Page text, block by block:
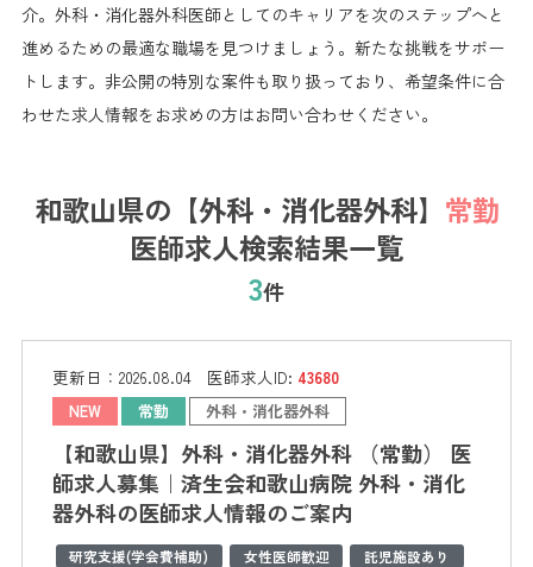
介。外科・消化器外科医師としてのキャリアを次のステップへと
進めるための最適な職場を見つけましょう。新たな挑戦をサポー
トします。非公開の特別な案件も取り扱っており、希望条件に合
わせた求人情報をお求めの方はお問い合わせください。
和歌山県の【外科・消化器外科】 常勤
医師求人検索結果一覧
3件
更新日： 2026.08.04 医師求人ID: 43680
NEW 常勤 外科・消化器外科
【和歌山県】外科・消化器外科 （常勤） 医
師求人募集｜済生会和歌山病院 外科・消化
器外科の医師求人情報のご案内
研究支援(学会費補助) 女性医師歓迎
託児施設あり